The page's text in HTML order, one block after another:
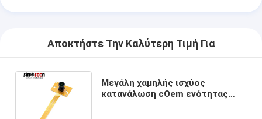
Αποκτήστε Την Καλύτερη Τιμή Για
Μεγάλη χαμηλής ισχύος
κατανάλωση cOem ενότητας